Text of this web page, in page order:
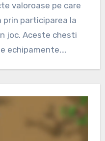
valoroase pe care
participarea la
joc. Aceste chesti
echipamente,…